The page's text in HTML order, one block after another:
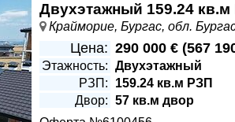
Двухэтажный 159.24
Крайморие, Бургас, обл.
Цена: 290 000 € (567
Этажность: Двухэтажный
РЗП:
159.24 кв.м РЗП
Двор: 57 кв.м двор